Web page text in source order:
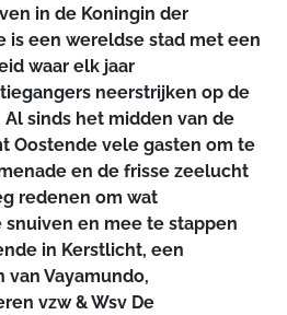
in de Koningin der
is een wereldse stad met een
waar elk jaar
neerstrijken op de
sinds het midden van de
Oostende vele gasten om te
en de frisse zeelucht
redenen om wat
en mee te stappen
in Kerstlicht, een
van Vayamundo,
vzw & Wsv De